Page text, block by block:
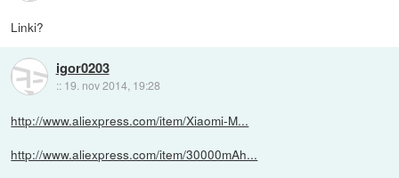
Linki?
igor0203
:: 19. nov 2014, 19:28
http://www.aliexpress.com/item/Xiaomi-M...
http://www.aliexpress.com/item/30000mAh...